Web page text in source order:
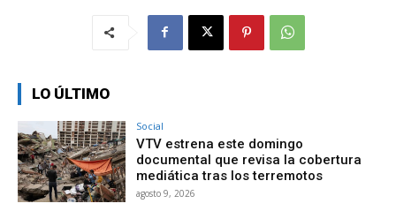
LO ÚLTIMO
Social
VTV estrena este domingo
documental que revisa la cobertura
mediática tras los terremotos
agosto 9, 2026